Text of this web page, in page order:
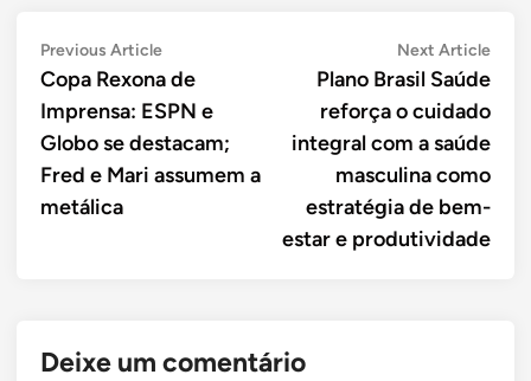
Navegação
de
Post
Previous ArticlePrevious
article:
Copa Rexona de
Imprensa: ESPN e
Globo se destacam;
Fred e Mari assumem a
metálica
Next ArticleNext
Plano Brasil Saúde
reforça o cuidado
integral com a saúde
masculina como
estratégia de bem-
estar e produtividade
Deixe um comentário